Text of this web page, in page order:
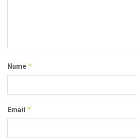
Nume *
Email *